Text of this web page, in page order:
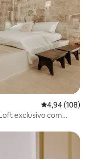
4,94 de uma
4,94 (108)
exclusivo com